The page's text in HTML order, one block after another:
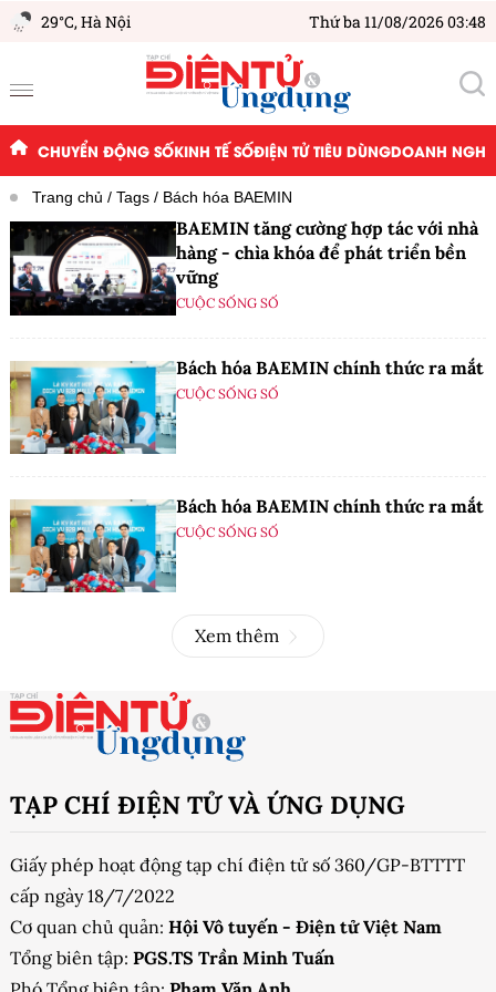
29°C,Hà Nội Thứ ba 11/08/2026 03:48
CHUYỂN ĐỘNG SỐKINH TẾ SỐĐIỆN TỬ TIÊU DÙNGDOANH
Trang chủ Tags Bách hóa BAEMIN
BAEMIN tăng cường hợp tác với nhà
hàng - chìa khóa để phát triển bền
vững
CUỘC SỐNG SỐ
Bách hóa BAEMIN chính thức ra mắt
CUỘC SỐNG SỐ
Bách hóa BAEMIN chính thức ra mắt
CUỘC SỐNG SỐ
Xem thêm
TẠP CHÍ ĐIỆN TỬ VÀ ỨNG DỤNG
Giấy phép hoạt động tạp chí điện tử số 360/GP-BTTTT
cấp ngày 18/7/2022
Cơ quan chủ quản: Hội Vô tuyến - Điện tử Việt Nam
Tổng biên tập: PGS.TS Trần Minh Tuấn